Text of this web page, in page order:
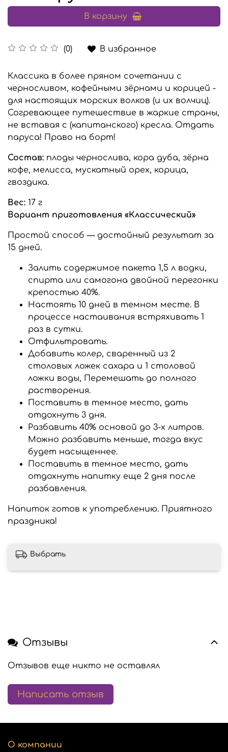
(0) В избранное
В корзину
Классика в более пряном сочетании с
черносливом, кофейными зёрнами и корицей -
для настоящих морских волков (и их волчиц).
Согревающее путешествие в жаркие страны,
не вставая с (капитанского) кресла. Отдать
паруса! Право на борт!
Состав: плоды чернослива, кора дуба, зёрна
кофе, мелисса, мускатный орех, корица,
гвоздика.
Вес: 17 г
Вариант приготовления «Классический»
Простой способ — достойный результат за
15 дней.
Залить содержимое пакета 1,5 л водки,
спирта или самогона двойной перегонки
крепостью 40%.
Настоять 10 дней в темном месте. В
процессе настаивания встряхивать 1
раз в сутки.
Отфильтровать.
Добавить колер, сваренный из 2
столовых ложек сахара и 1 столовой
ложки воды, Перемешать до полного
растворения.
Поставить в темное место, дать
отдохнуть 3 дня.
Разбавить 40% основой до 3-х литров.
Можно разбавить меньше, тогда вкус
будет насыщеннее.
Поставить в темное место, дать
отдохнуть напитку еще 2 дня после
разбавления.
Напиток готов к употреблению. Приятного
праздника!
Выбрать
Отзывы
Отзывов еще никто не оставлял
Написать отзыв
О компании